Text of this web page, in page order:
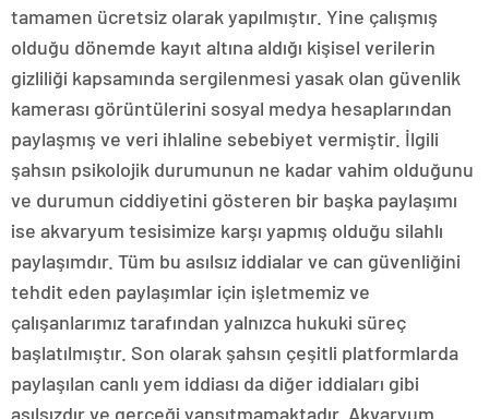
tamamen ücretsiz olarak yapılmıştır. Yine çalışmış
olduğu dönemde kayıt altına aldığı kişisel verilerin
gizliliği kapsamında sergilenmesi yasak olan güvenlik
kamerası görüntülerini sosyal medya hesaplarından
paylaşmış ve veri ihlaline sebebiyet vermiştir. İlgili
şahsın psikolojik durumunun ne kadar vahim olduğunu
ve durumun ciddiyetini gösteren bir başka paylaşımı
ise akvaryum tesisimize karşı yapmış olduğu silahlı
paylaşımdır. Tüm bu asılsız iddialar ve can güvenliğini
tehdit eden paylaşımlar için işletmemiz ve
çalışanlarımız tarafından yalnızca hukuki süreç
başlatılmıştır. Son olarak şahsın çeşitli platformlarda
paylaşılan canlı yem iddiası da diğer iddiaları gibi
asılsızdır ve gerçeği yansıtmamaktadır. Akvaryum